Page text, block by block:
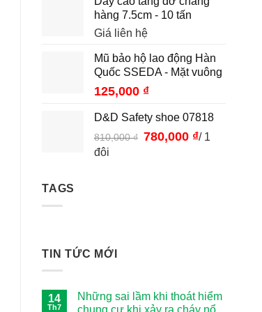
hàng 7.5cm - 10 tấn
Giá liên hệ
Mũ bảo hộ lao động Hàn
Quốc SSEDA - Mặt vuông
125,000 ₫
D&D Safety shoe 07818
810,000₫ Giá
780,000 ₫Giá
/ 1
đôi
TAGS
TIN TỨC MỚI
14
Th7
Những sai lầm khi thoát hiểm